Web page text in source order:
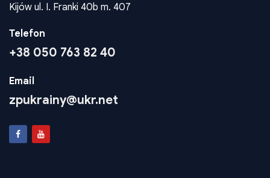
Kijów ul. I. Franki 40b m. 407
Telefon
+38 050 763 82 40
Email
zpukrainy@ukr.net